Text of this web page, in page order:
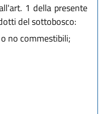
1 della presente
del sottobosco:
no commestibili;